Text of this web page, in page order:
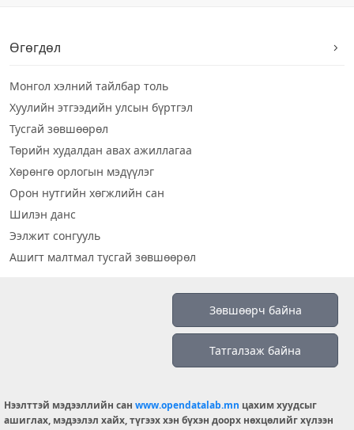
Өгөгдөл
Монгол хэлний тайлбар толь
Хуулийн этгээдийн улсын бүртгэл
Тусгай зөвшөөрөл
Төрийн худалдан авах ажиллагаа
Хөрөнгө орлогын мэдүүлэг
Орон нутгийн хөгжлийн сан
Шилэн данс
Ээлжит сонгууль
Ашигт малтмал тусгай зөвшөөрөл
info@opendatalab.mn
Зөвшөөрч байна
Татгалзаж байна
Нээлттэй мэдээллийн сан www.opendatalab.mn цахим хуудсыг
ашиглах, мэдээлэл хайх, түгээх хэн бүхэн доорх нөхцөлийг хүлээн